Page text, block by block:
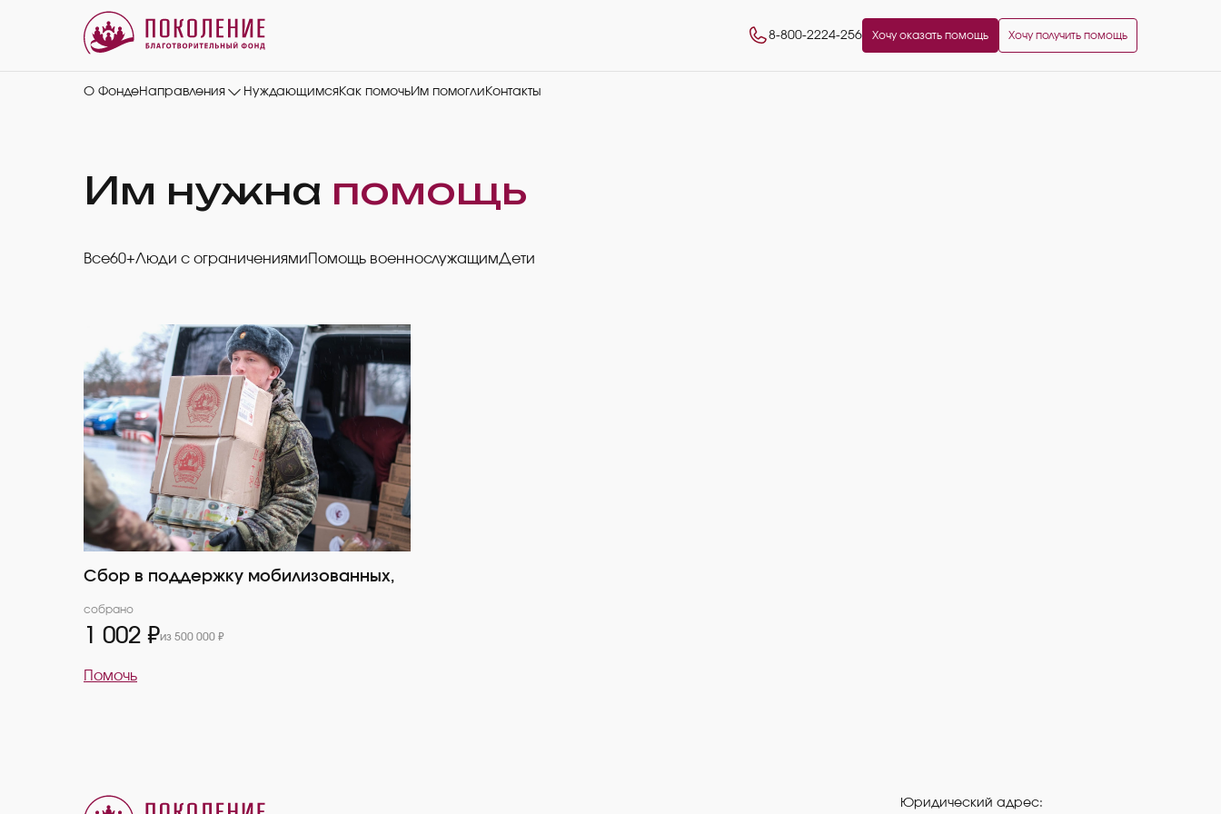
8-800-2224-256 Хочу оказать помощь Хочу получить помощь
О ФондеНаправления НуждающимсяКак помочьИм помогли Контакты
Им нужна помощь
Все60+Люди с ограничениями Помощь военнослужащимДети
Сбор в поддержку мобилизованных,
собрано
1 002 ₽из 500 000 ₽
Помочь
Юридический адрес: